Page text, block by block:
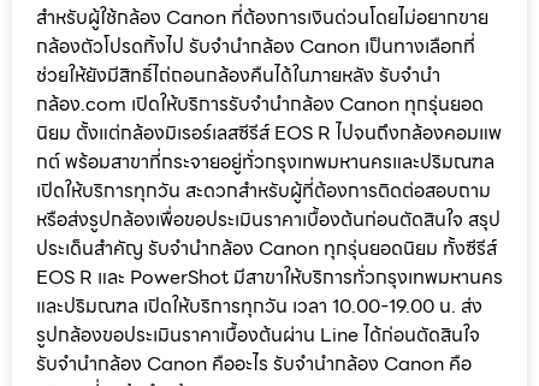
สำหรับผู้ใช้กล้อง Canon ที่ต้องการเงินด่วนโดยไม่อยากขาย
กล้องตัวโปรดทิ้งไป รับจำนำกล้อง Canon เป็นทางเลือกที่
ช่วยให้ยังมีสิทธิ์ไถ่ถอนกล้องคืนได้ในภายหลัง รับจำนำ
กล้อง.com เปิดให้บริการรับจำนำกล้อง Canon ทุกรุ่นยอด
นิยม ตั้งแต่กล้องมิเรอร์เลสซีรีส์ EOS R ไปจนถึงกล้องคอมแพ
กต์ พร้อมสาขาที่กระจายอยู่ทั่วกรุงเทพมหานครและปริมณฑล
เปิดให้บริการทุกวัน สะดวกสำหรับผู้ที่ต้องการติดต่อสอบถาม
หรือส่งรูปกล้องเพื่อขอประเมินราคาเบื้องต้นก่อนตัดสินใจ สรุป
ประเด็นสำคัญ รับจำนำกล้อง Canon ทุกรุ่นยอดนิยม ทั้งซีรีส์
EOS R และ PowerShot มีสาขาให้บริการทั่วกรุงเทพมหานคร
และปริมณฑล เปิดให้บริการทุกวัน เวลา 10.00-19.00 น. ส่ง
รูปกล้องขอประเมินราคาเบื้องต้นผ่าน Line ได้ก่อนตัดสินใจ
รับจำนำกล้อง Canon คืออะไร รับจำนำกล้อง Canon คือ